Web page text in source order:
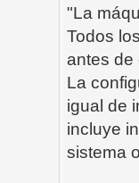
"La
Todos
antes de
La
igual de
incluye
sistema